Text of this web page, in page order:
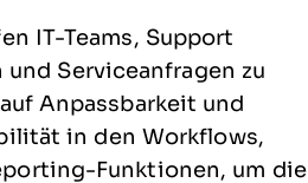
IT-Teams, Support
Serviceanfragen zu
Anpassbarkeit und
in den Workflows,
Funktionen, um die